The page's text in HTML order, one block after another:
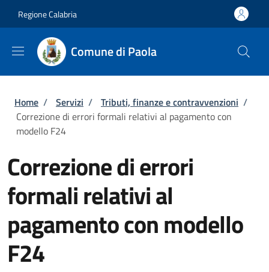
Regione Calabria
Comune di Paola
Briciole di pane
Home / Servizi / Tributi, finanze e contravvenzioni /
Correzione di errori formali relativi al pagamento con
modello F24
Correzione di errori
formali relativi al
pagamento con modello
F24